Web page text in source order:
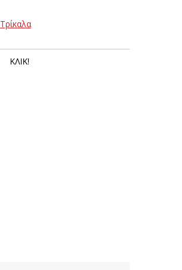
Τρίκαλα
ΚΛΙΚ!